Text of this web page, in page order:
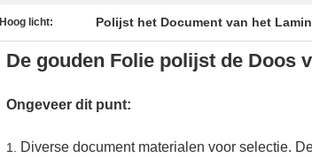
Hoog licht: Polijst het Document van het
De gouden Folie polijst de Doos
Ongeveer dit punt:
1.
Diverse document materialen voor selectie.